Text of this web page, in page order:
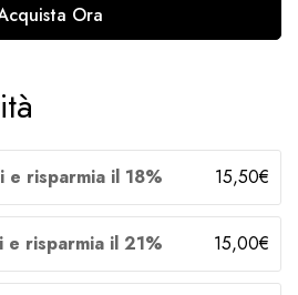
Ora
risparmia il 18% 15,50€
risparmia il 21% 15,00€